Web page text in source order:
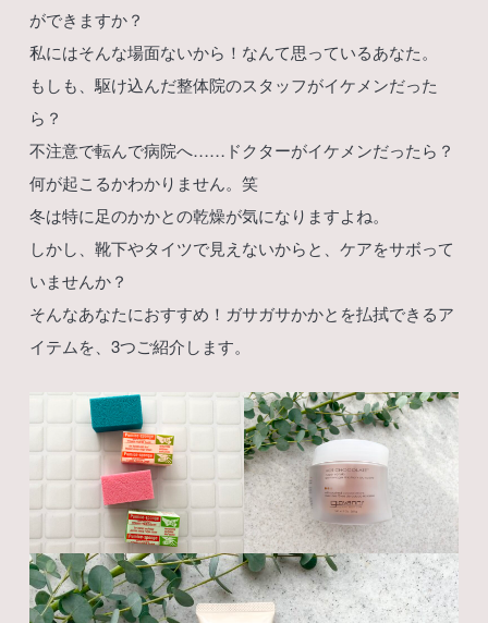
ができますか？
私にはそんな場面ないから！なんて思っているあなた。
もしも、駆け込んだ整体院のスタッフがイケメンだった
ら？
不注意で転んで病院へ……ドクターがイケメンだったら？
何が起こるかわかりません。笑
冬は特に足のかかとの乾燥が気になりますよね。
しかし、靴下やタイツで見えないからと、ケアをサボって
いませんか？
そんなあなたにおすすめ！ガサガサかかとを払拭できるア
イテムを、3つご紹介します。